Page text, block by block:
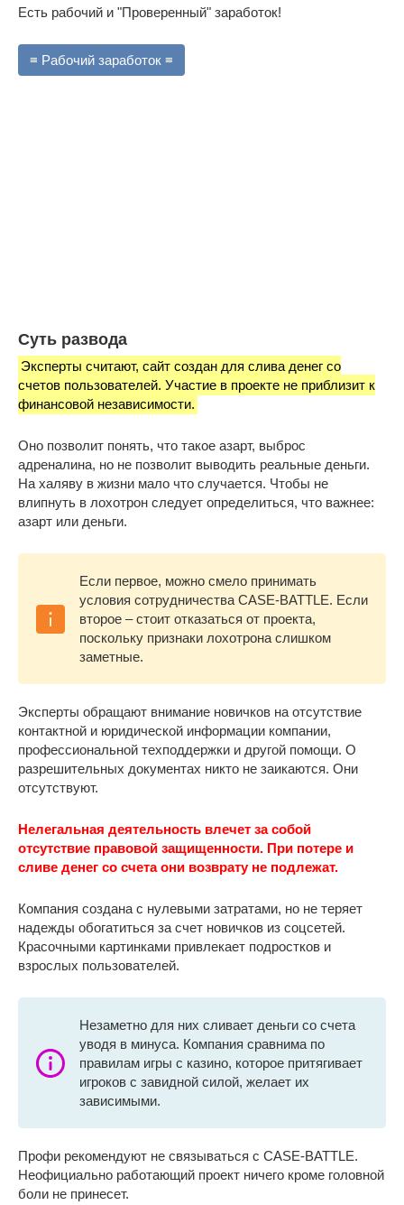
Есть рабочий и "Проверенный" заработок!
≡ Рабочий заработок ≡
Суть развода
Эксперты считают, сайт создан для слива денег со
счетов пользователей. Участие в проекте не приблизит к
финансовой независимости.
Оно позволит понять, что такое азарт, выброс
адреналина, но не позволит выводить реальные деньги.
На халяву в жизни мало что случается. Чтобы не
влипнуть в лохотрон следует определиться, что важнее:
азарт или деньги.
Если первое, можно смело принимать
условия сотрудничества CASE-BATTLE. Если
второе – стоит отказаться от проекта,
поскольку признаки лохотрона слишком
заметные.
Эксперты обращают внимание новичков на отсутствие
контактной и юридической информации компании,
профессиональной техподдержки и другой помощи. О
разрешительных документах никто не заикаются. Они
отсутствуют.
Нелегальная деятельность влечет за собой
отсутствие правовой защищенности. При потере и
сливе денег со счета они возврату не подлежат.
Компания создана с нулевыми затратами, но не теряет
надежды обогатиться за счет новичков из соцсетей.
Красочными картинками привлекает подростков и
взрослых пользователей.
Незаметно для них сливает деньги со счета
уводя в минуса. Компания сравнима по
правилам игры с казино, которое притягивает
игроков с завидной силой, желает их
зависимыми.
Профи рекомендуют не связываться с CASE-BATTLE.
Неофициально работающий проект ничего кроме головной
боли не принесет.